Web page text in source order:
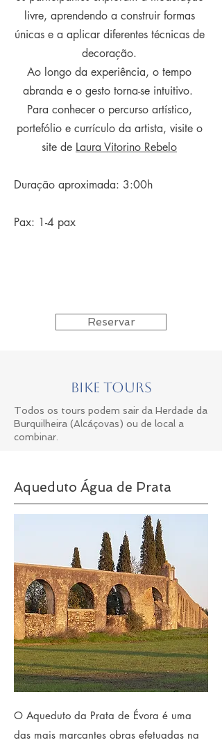
livre, aprendendo a construir formas
únicas e a aplicar diferentes técnicas de
decoração.
Ao longo da experiência, o tempo
abranda e o gesto torna-se intuitivo.
Para conhecer o percurso artístico,
portefólio e currículo da artista, visite o
site de Laura Vitorino Rebelo
Duração aproximada: 3:00h
Pax: 1-4 pax​
Reservar
Bike Tours
Todos os tours podem sair da Herdade da
Burquilheira (Alcáçovas) ou de local a
combinar.
Aqueduto Água de Prata
O Aqueduto da Prata de Évora é uma
das mais marcantes obras efetuadas na